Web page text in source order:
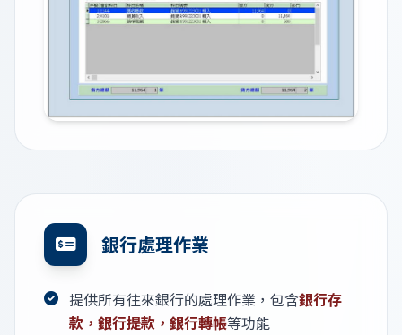
銀行處理作業
提供所有往來銀行的處理作業，包含銀行存
款，銀行提款，銀行轉帳等功能